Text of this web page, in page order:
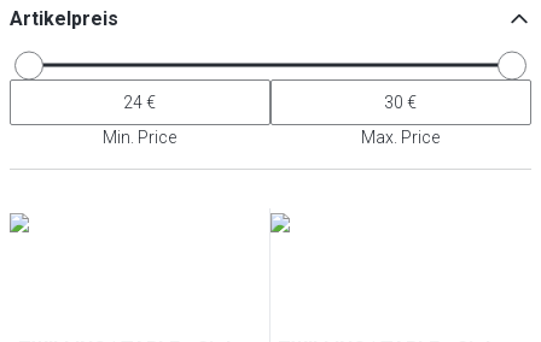
Artikelpreis
Min. Price Max. Price